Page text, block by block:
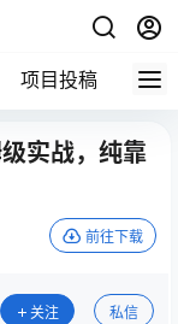
项目投稿
实战，纯靠
前往下载
关注 私信